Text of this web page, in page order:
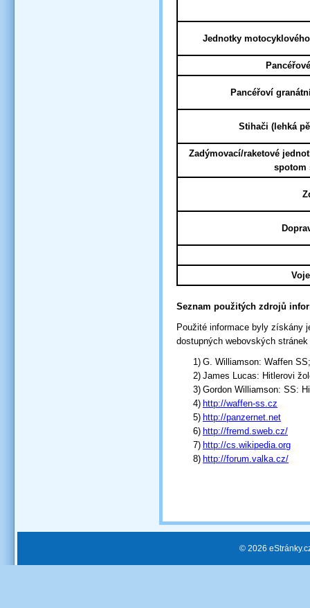
Jednotky
Pancéřoví
Stihači (lehká
Zadýmovací/raketové
spotom
Seznam použitých zdrojů
Použité informace byly získány
dostupných webovských
1) G. Williamson: Waffen
2) James Lucas: Hitlerovi
3) Gordon Williamson: SS:
4) http://waffen-ss.cz
5) http://panzernet.net
6) http://fremd.sweb.cz/
7) http://cs.wikipedia.org
8) http://forum.valka.cz/
© 2026